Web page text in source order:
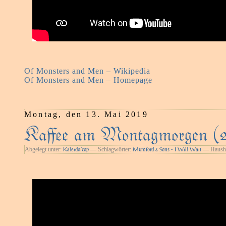
Of Monsters and Men – Wikipedia
Of Monsters and Men – Homepage
Montag, den 13. Mai 2019
Kaﬀee am Montagmorgen
Abgelegt unter: Kaleidoſcop — Schlagwörter: Mumford & Sons - I Will Wait —